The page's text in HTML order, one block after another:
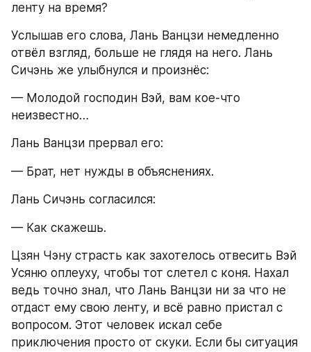
ленту на время?
Услышав его слова, Лань Ванцзи немедленно
отвёл взгляд, больше не глядя на него. Лань
Сичэнь же улыбнулся и произнёс:
— Молодой господин Вэй, вам кое-что
неизвестно…
Лань Ванцзи прервал его:
— Брат, нет нужды в объяснениях.
Лань Сичэнь согласился:
— Как скажешь.
Цзян Чэну страсть как захотелось отвесить Вэй
Усяню оплеуху, чтобы тот слетел с коня. Нахал
ведь точно знал, что Лань Ванцзи ни за что не
отдаст ему свою ленту, и всё равно пристал с
вопросом. Этот человек искал себе
приключения просто от скуки. Если бы ситуация